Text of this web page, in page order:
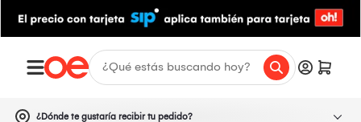
¿Dónde te gustaría recibir tu pedido?